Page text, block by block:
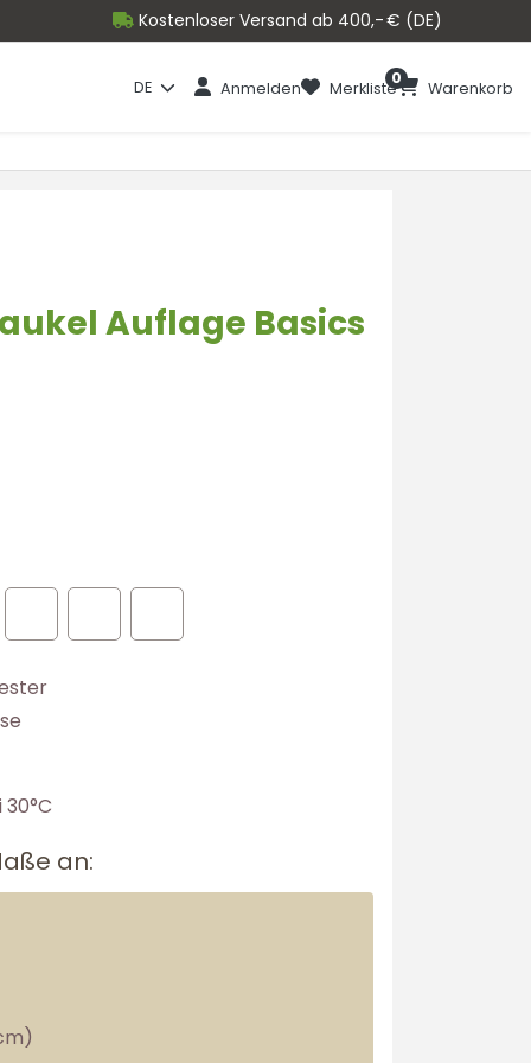
Kostenloser Versand ab 400,- € (DE)
DE Anmelden Merkliste Warenkorb
0
Auflage Basics
an: